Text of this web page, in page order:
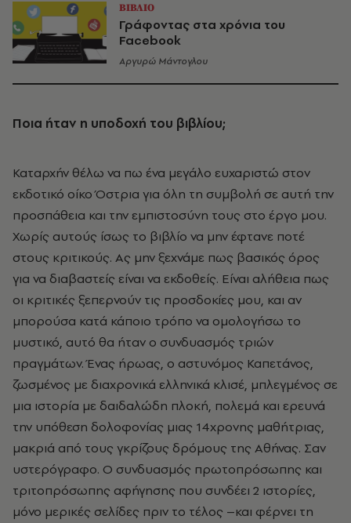
ΒΙΒΛΙΟ
Γράφοντας στα χρόνια του
Facebook
Αργυρώ Μάντογλου
Ποια ήταν η υποδοχή του βιβλίου;
Καταρχήν θέλω να πω ένα µεγάλο ευχαριστώ στον
εκδοτικό οίκο Όστρια για όλη τη συµβολή σε αυτή την
προσπάθεια και την εµπιστοσύνη τους στο έργο µου.
Χωρίς αυτούς ίσως το βιβλίο να µην έφτανε ποτέ
στους κριτικούς. Ας µην ξεχνάµε πως βασικός όρος
για να διαβαστείς είναι να εκδοθείς. Είναι αλήθεια πως
οι κριτικές ξεπερνούν τις προσδοκίες µου, και αν
µπορούσα κατά κάποιο τρόπο να οµολογήσω το
µυστικό, αυτό θα ήταν ο συνδυασµός τριών
πραγµάτων. Ένας ήρωας, ο αστυνόµος Καπετάνος,
ζωσµένος µε διαχρονικά ελληνικά κλισέ, µπλεγµένος σε
µια ιστορία µε δαιδαλώδη πλοκή, πολεµά και ερευνά
την υπόθεση δολοφονίας µιας 14χρονης µαθήτριας,
µακριά από τους γκρίζους δρόµους της Αθήνας. Σαν
υστερόγραφο. Ο συνδυασµός πρωτοπρόσωπης και
τριτοπρόσωπης αφήγησης που συνδέει 2 ιστορίες,
µόνο µερικές σελίδες πριν το τέλος –και φέρνει τη